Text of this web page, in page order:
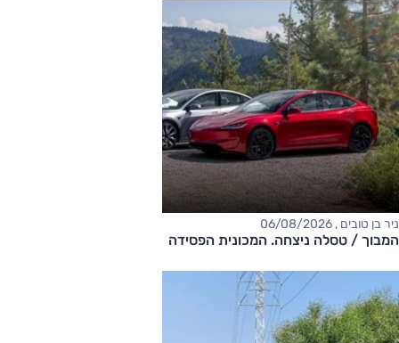
ניר בן טובים , 06/08/2026
המבוך / טסלה ניצחה. המכונית הפסידה